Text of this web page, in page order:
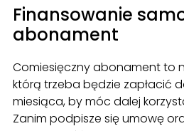
Finansowanie
abonament
Comiesięczny abonament to
którą trzeba będzie zapłacić
miesiąca, by móc dalej
Zanim podpisze się umowę